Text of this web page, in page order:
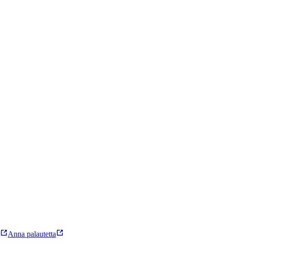
Anna palautetta